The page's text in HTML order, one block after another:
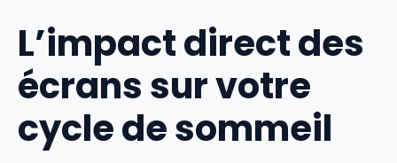
L’impact direct des
écrans sur votre
cycle de sommeil